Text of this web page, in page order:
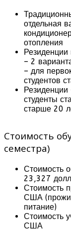
отдельная
отопления
Резиденции
– 2
– для
студентов
Резиденции
студенты
старше 20
Стоимость
семестра)
Стоимость
23,327
Стоимость
США
питание)
Стоимость
США